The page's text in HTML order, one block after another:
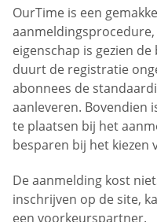
OurTime is een
eigenschap is gezien
duurt de registratie
abonnees de
aanleveren. Bovendien
te plaatsen bij het
besparen bij het kiezen
De aanmelding kost
inschrijven op de site,
een voorkeurspartner.